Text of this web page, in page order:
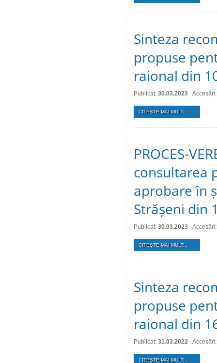
Sinteza
propuse
raional din
Publicat: 30.03.2023
CITEŞTE MAI MULT...
PROCES-
consultarea
aprobare în
Strășeni din
Publicat: 30.03.2023
CITEŞTE MAI MULT...
Sinteza
propuse
raional din
Publicat: 31.03.2022
CITEŞTE MAI MULT...